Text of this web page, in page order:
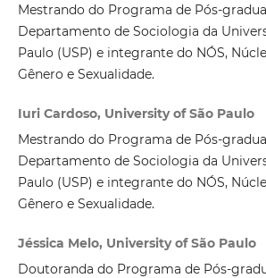
Mestrando do Programa de Pós-
Departamento de Sociologia da
Paulo (USP) e integrante do NÓS,
Gênero e Sexualidade.
Iuri Cardoso, University of São Paulo
Mestrando do Programa de Pós-
Departamento de Sociologia da
Paulo (USP) e integrante do NÓS,
Gênero e Sexualidade.
Jéssica Melo, University of São Paulo
Doutoranda do Programa de Pós-